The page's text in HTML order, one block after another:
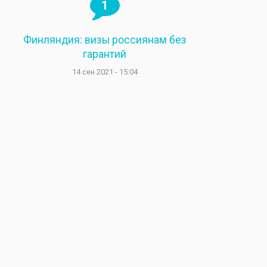
1
Финляндия: визы россиянам без
гарантий
14 сен 2021 - 15:04